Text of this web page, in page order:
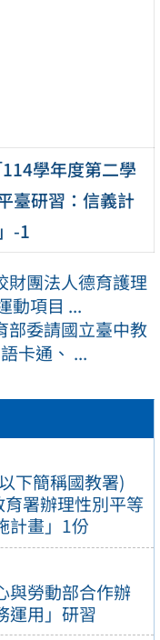
下簡稱國教署)
育署辦理性別平等
計畫」1份
與勞動部合作辦
運用」研習
學年度第二學
臺研習：信義計
-1
財團法人德育護理
動項目 ...
部委請國立臺中教
卡通、 ...